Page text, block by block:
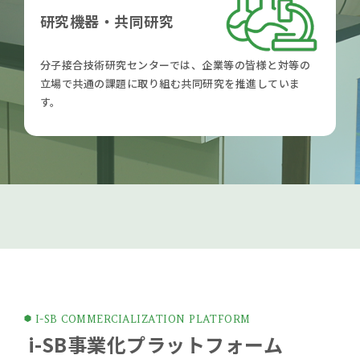
研究機器・共同研究
分子接合技術研究センターでは、企業等の皆様と対等の
立場で共通の課題に取り組む共同研究を推進していま
す。
I-SB COMMERCIALIZATION PLATFORM
i-SB事業化プラットフォーム